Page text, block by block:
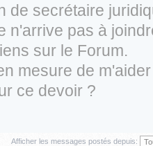
de secrétaire
n'arrive pas à
sur le Forum.
mesure de
ce devoir ?
Afficher les messages postés depuis: